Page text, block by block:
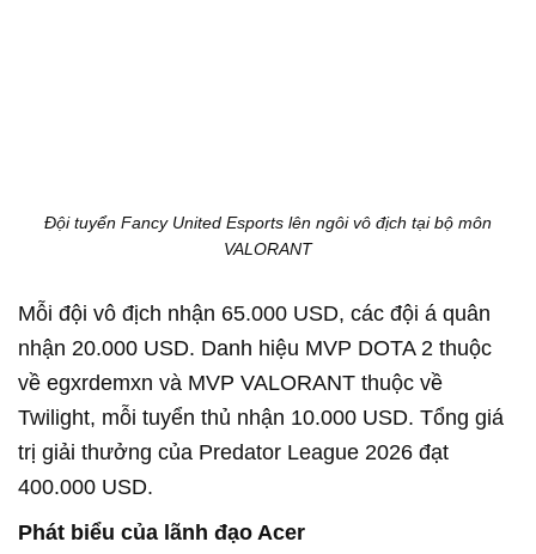
Đội tuyển Fancy United Esports lên ngôi vô địch tại bộ môn
VALORANT
Mỗi đội vô địch nhận 65.000 USD, các đội á quân
nhận 20.000 USD. Danh hiệu MVP DOTA 2 thuộc
về egxrdemxn và MVP VALORANT thuộc về
Twilight, mỗi tuyển thủ nhận 10.000 USD. Tổng giá
trị giải thưởng của Predator League 2026 đạt
400.000 USD.
Phát biểu của lãnh đạo Acer